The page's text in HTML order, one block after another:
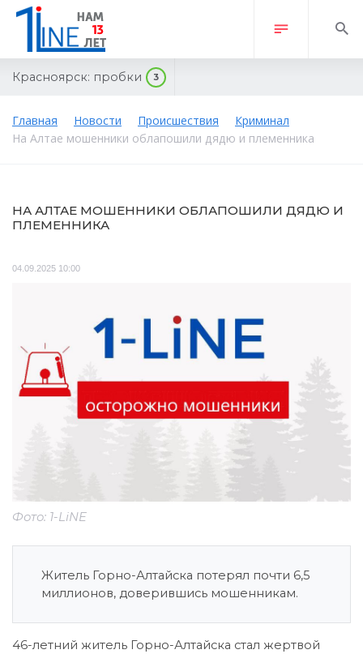
Красноярск: пробки 3
Главная Новости Происшествия
Криминал
На Алтае мошенники облапошили дядю и племенника
НА АЛТАЕ МОШЕННИКИ ОБЛАПОШИЛИ ДЯДЮ И
ПЛЕМЕННИКА
04.09.2025 10:00
Фото: 1-LiNE
Житель Горно-Алтайска потерял почти 6,5
миллионов, доверившись мошенникам.
46-летний житель Горно-Алтайска стал жертвой